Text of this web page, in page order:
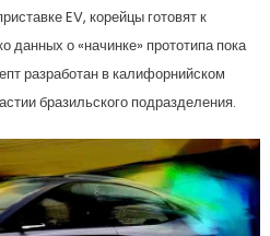
EV, корейцы готовят к
данных о «начинке» прототипа пока
разработан в калифорнийском
бразильского подразделения.